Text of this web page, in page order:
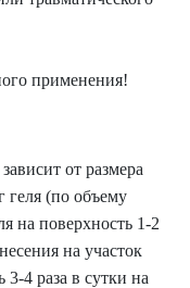
применения!
от размера
геля (по объему
на поверхность 1-2
на участок
4 раза в сутки на